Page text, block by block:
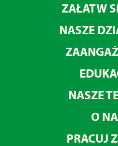
ZAŁATW
NASZE
NASZE
O
PRACUJ